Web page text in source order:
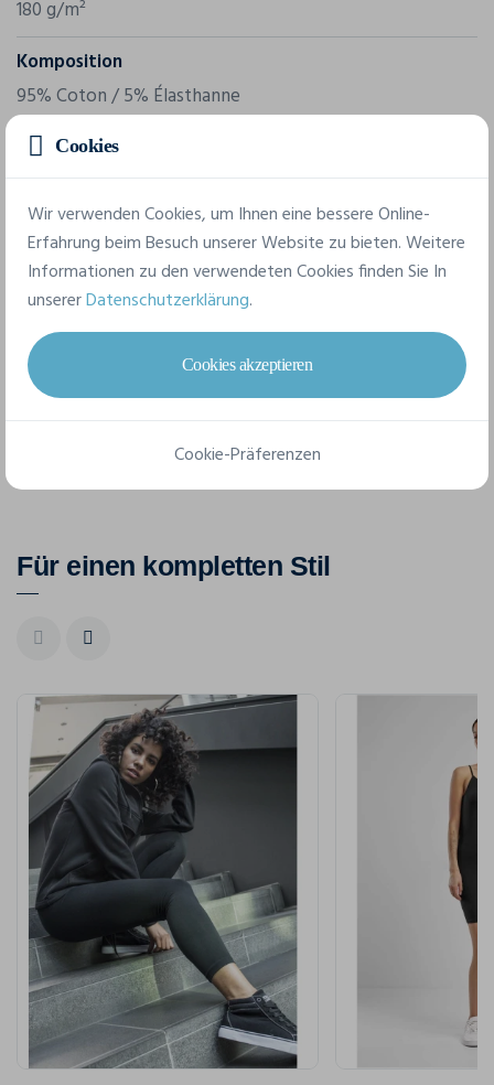
180 g/m²
Komposition
95% Coton / 5% Élasthanne
XS S M L XL XXL
3XL 4XL 5XL
Datenblatt
Für einen kompletten Stil
Cookies
Wir verwenden Cookies, um Ihnen eine bessere Online-
Erfahrung beim Besuch unserer Website zu bieten. Weitere
Informationen zu den verwendeten Cookies finden Sie In
unsererDatenschutzerklärung.
Cookies akzeptieren
Cookie-Präferenzen